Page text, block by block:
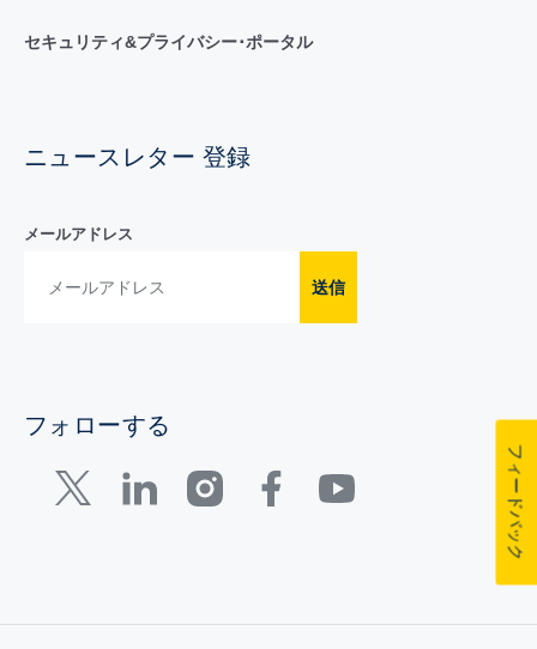
セキュリティ&プライバシー･ポータル
ニュースレター 登録
メールアドレス
送信
フォローする
フィードバック